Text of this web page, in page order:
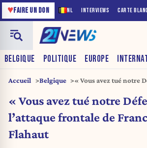
NL INTERVIEWS CARTE
♥FAIRE UN DON
BELGIQUE POLITIQUE EUROPE
Accueil Belgique
« Vous avez tué notre
« Vous avez tué notre
l’attaque frontale de
Flahaut